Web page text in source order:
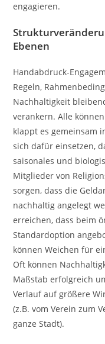
engagieren.
Ebenen
Handabdruck-
Regeln,
Nachhaltigkeit
verankern. Alle
klappt es gemeinsam
sich dafür einsetzen,
saisonales und
Mitglieder von
sorgen, dass die
nachhaltig angelegt
erreichen, dass beim
Standardoption
können Weichen für
Oft können
Maßstab erfolgreich
Verlauf auf größere
(z.B. vom Verein zum
ganze Stadt).